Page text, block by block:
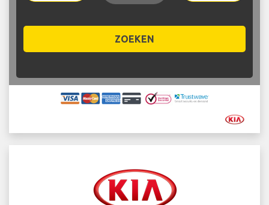
ZOEKEN